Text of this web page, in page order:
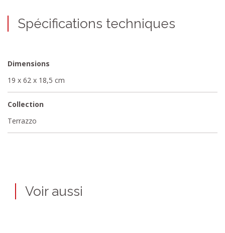
Spécifications techniques
Dimensions
19 x 62 x 18,5 cm
Collection
Terrazzo
Voir aussi